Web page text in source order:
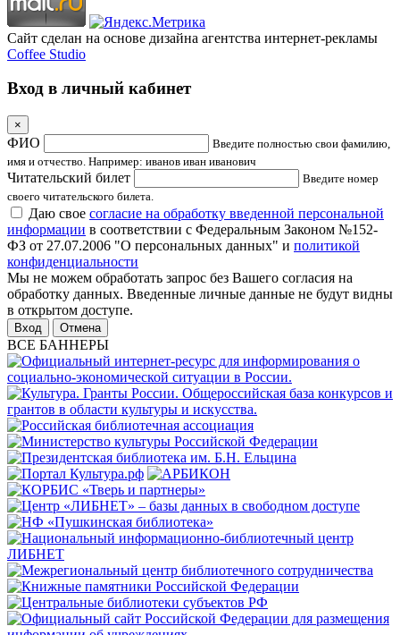
Сайт сделан на основе дизайна агентства интернет-рекламы
Coffee Studio
Вход в личный кабинет
×
ФИО
Введите полностью свои фамилию,
имя и отчество. Например: иванов иван иванович
Читательский билет
Введите номер
своего читательского билета.
Даю свое согласие на обработку введенной персональной
информации в соответствии с Федеральным Законом №152-
ФЗ от 27.07.2006 "О персональных данных" и политикой
конфиденциальности
Мы не можем обработать запрос без Вашего согласия на
обработку данных. Введенные личные данные не будут видны
в открытом доступе.
Отмена
ВСЕ БАННЕРЫ